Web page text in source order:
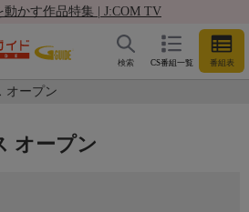
動かす作品特集 | J:COM TV
CS番組一覧 番組表
検索
オープン
オープン